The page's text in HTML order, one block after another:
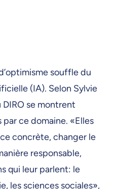
souffle du
(IA). Selon Sylvie
se montrent
ce domaine. «Elles
concrète, changer le
responsable,
qui leur parlent: le
les sciences sociales»,